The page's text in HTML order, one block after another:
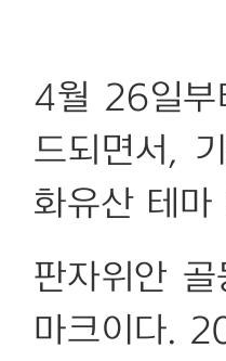
4월 26일부
드되면서,
화유산 테
판자위안
마크이다.